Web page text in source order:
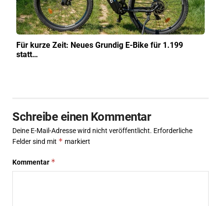
Für kurze Zeit: Neues Grundig E-Bike für 1.199
statt…
Schreibe einen Kommentar
Deine E-Mail-Adresse wird nicht veröffentlicht. Erforderliche
Felder sind mit * markiert
Kommentar *